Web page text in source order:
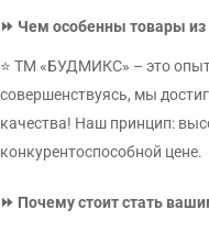
⏩ Чем особенны товары из
⭐ ТМ «БУДМИКС» – это
совершенствуясь, мы
качества! Наш принцип:
конкурентоспособной цене.
⏩ Почему стоит стать